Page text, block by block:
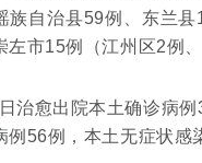
族自治县59例、东兰
左市15例（江州区2例
治愈出院本土确诊病
例56例，本土无症状感